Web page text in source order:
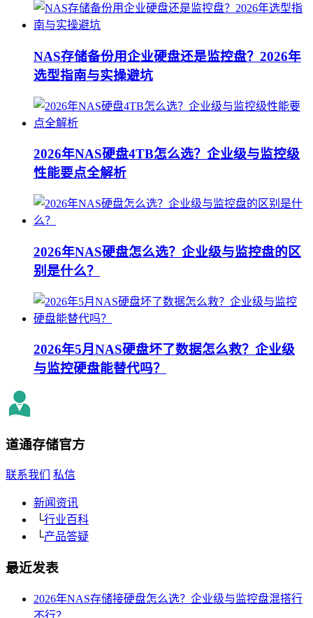
NAS存储备份用企业硬盘还是监控盘？2026年
选型指南与实操避坑
2026年NAS硬盘4TB怎么选？企业级与监控级
性能要点全解析
2026年NAS硬盘怎么选？企业级与监控盘的区
别是什么？
2026年5月NAS硬盘坏了数据怎么救？企业级
与监控硬盘能替代吗？
道通存储官方
联系我们 私信
新闻资讯
└行业百科
└产品答疑
最近发表
2026年NAS存储接硬盘怎么选？企业级与监控盘混搭行
不行？